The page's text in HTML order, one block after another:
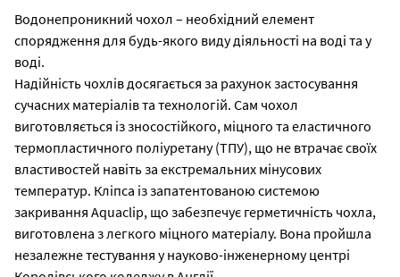
Водонепроникний чохол – необхідний елемент
спорядження для будь-якого виду діяльності на воді та у
воді.
Надійність чохлів досягається за рахунок застосування
сучасних матеріалів та технологій. Сам чохол
виготовляється із зносостійкого, міцного та еластичного
термопластичного поліуретану (ТПУ), що не втрачає своїх
властивостей навіть за екстремальних мінусових
температур. Кліпса із запатентованою системою
закривання Aquaclip, що забезпечує герметичність чохла,
виготовлена ​​з легкого міцного матеріалу. Вона пройшла
незалежне тестування у науково-інженерному центрі